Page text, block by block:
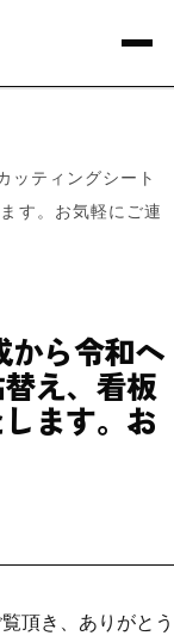
ティングシート
す。お気軽にご連
から令和へ
え、看板
ます。お
頂き、ありがとう